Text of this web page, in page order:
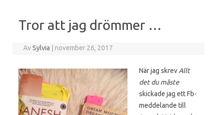
Tror att jag drömmer …
AvSylvia november 26, 2017
När jag skrev Allt
det du måste
skickade jag ett Fb-
meddelande till